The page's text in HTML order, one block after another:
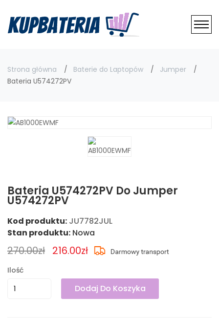
Strona główna Baterie do Laptopów
Jumper
Bateria U574272PV
Bateria U574272PV Do Jumper
U574272PV
Kod produktu: JU7782JUL
Stan produktu: Nowa
270.00zł 216.00zł
Ilość
Dodaj Do Koszyka